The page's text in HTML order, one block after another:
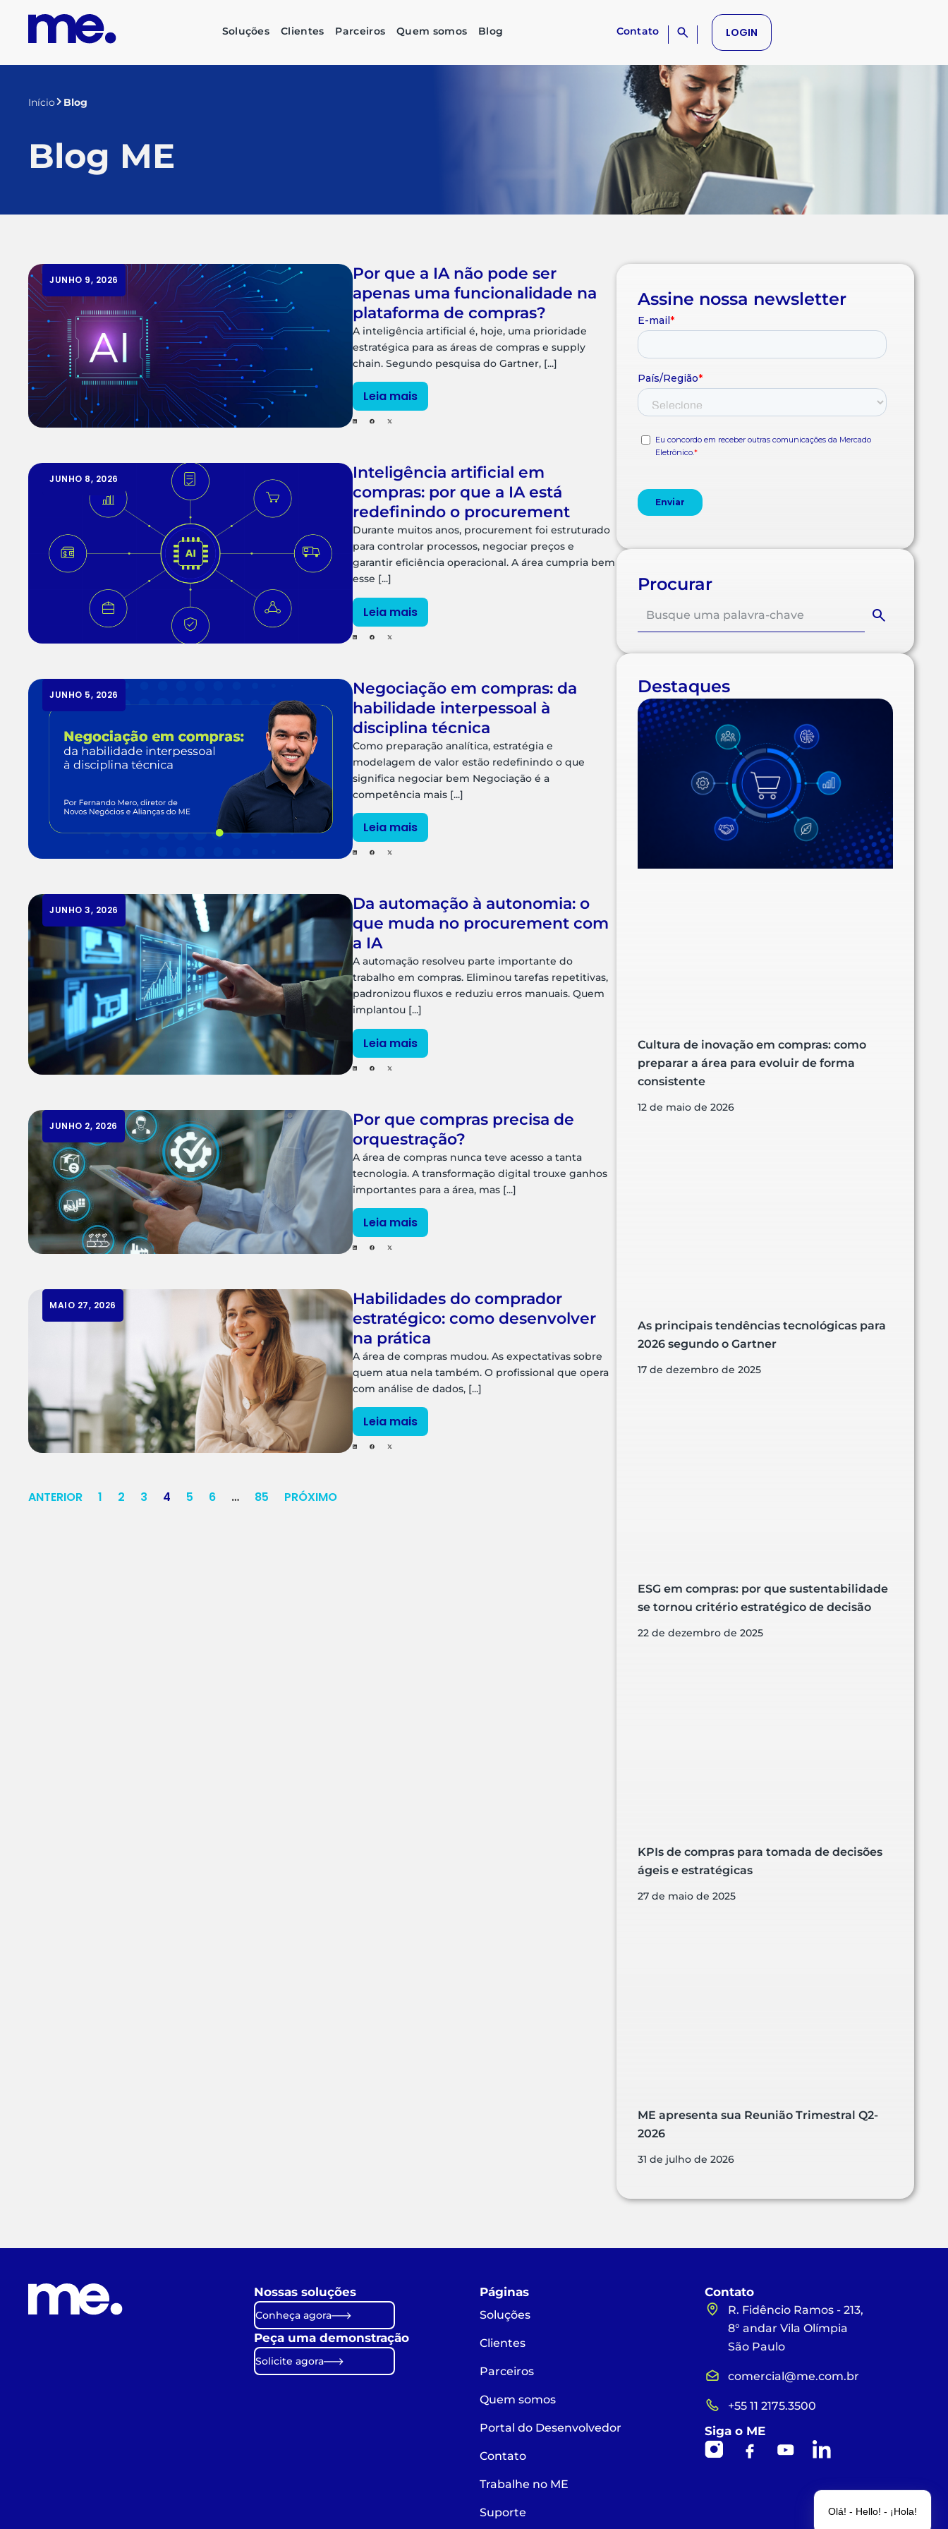
Soluções Clientes Parceiros Quem somos Blog Contato LOGIN
Início Blog
Blog ME
JUNHO 9, 2026
Por que a IA não pode ser
apenas uma funcionalidade na
plataforma de compras?
A inteligência artificial é, hoje, uma prioridade
estratégica para as áreas de compras e supply
chain. Segundo pesquisa do Gartner, [...]
Leia mais
JUNHO 8, 2026
Inteligência artificial em
compras: por que a IA está
redefinindo o procurement
Durante muitos anos, procurement foi estruturado
para controlar processos, negociar preços e
garantir eficiência operacional. A área cumpria bem
esse [...]
Leia mais
JUNHO 5, 2026
Negociação em compras: da
habilidade interpessoal à
disciplina técnica
Como preparação analítica, estratégia e
modelagem de valor estão redefinindo o que
significa negociar bem Negociação é a
competência mais [...]
Leia mais
JUNHO 3, 2026
Da automação à autonomia: o
que muda no procurement com
a IA
A automação resolveu parte importante do
trabalho em compras. Eliminou tarefas repetitivas,
padronizou fluxos e reduziu erros manuais. Quem
implantou [...]
Leia mais
JUNHO 2, 2026
Por que compras precisa de
orquestração?
A área de compras nunca teve acesso a tanta
tecnologia. A transformação digital trouxe ganhos
importantes para a área, mas [...]
Leia mais
MAIO 27, 2026
Habilidades do comprador
estratégico: como desenvolver
na prática
A área de compras mudou. As expectativas sobre
quem atua nela também. O profissional que opera
com análise de dados, [...]
Leia mais
ANTERIOR 1 2 3 4 5 6 … 85 PRÓXIMO
Assine nossa newsletter
Procurar
Destaques
Cultura de inovação em compras: como
preparar a área para evoluir de forma
consistente
12 de maio de 2026
As principais tendências tecnológicas para
2026 segundo o Gartner
17 de dezembro de 2025
ESG em compras: por que sustentabilidade
se tornou critério estratégico de decisão
22 de dezembro de 2025
KPIs de compras para tomada de decisões
ágeis e estratégicas
27 de maio de 2025
ME apresenta sua Reunião Trimestral Q2-
2026
31 de julho de 2026
Nossas soluções
Conheça agora
Peça uma demonstração
Solicite agora
Páginas
Soluções
Clientes
Parceiros
Quem somos
Portal do Desenvolvedor
Contato
Trabalhe no ME
Suporte
Contato
R. Fidêncio Ramos - 213,
8° andar Vila Olímpia
São Paulo
comercial@me.com.br
+55 11 2175.3500
Siga o ME
Olá! - Hello! - ¡Hola!